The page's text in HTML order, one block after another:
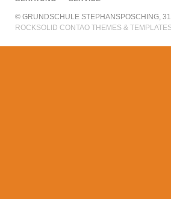
© GRUNDSCHULE STEPHANSPOSCHING,
ROCKSOLID CONTAO THEMES &